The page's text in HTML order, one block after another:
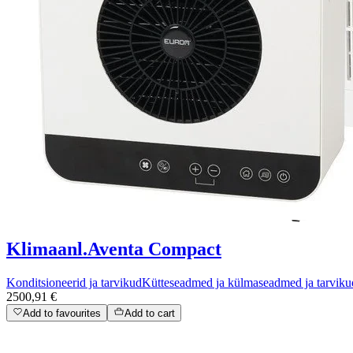
Klimaanl.Aventa Compact
Konditsioneerid ja tarvikudKütteseadmed ja külmaseadmed ja
2500,91 €
Add to favourites Add to cart